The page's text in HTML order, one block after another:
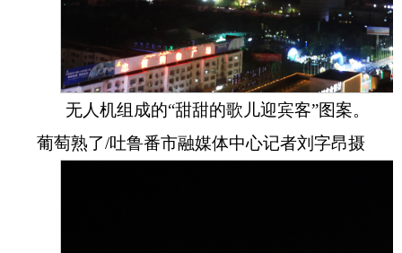
无人机组成的“甜甜的歌儿迎宾客”图案。
葡萄熟了/吐鲁番市融媒体中心记者刘字昂摄